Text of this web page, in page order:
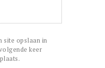
site opslaan in
keer